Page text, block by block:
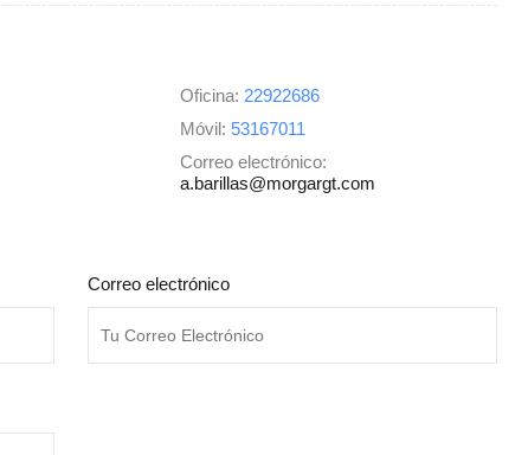
Oficina: 22922686
Móvil: 53167011
Correo electrónico:
a.barillas@morgargt.com
Correo electrónico